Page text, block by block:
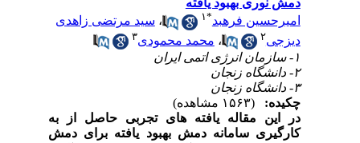
دمش نوری بهبود یافته
امیرحسین فرهبد *۱ ،سید مرتضی زاهدی
دیزجی
،محمد محمودی
چکیده:
در این مقاله یافته های تجربی حاصل از به
کارگیری سامانه دمش بهبود یافته برای دمش